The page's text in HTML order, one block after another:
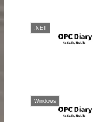
.NET
Windows